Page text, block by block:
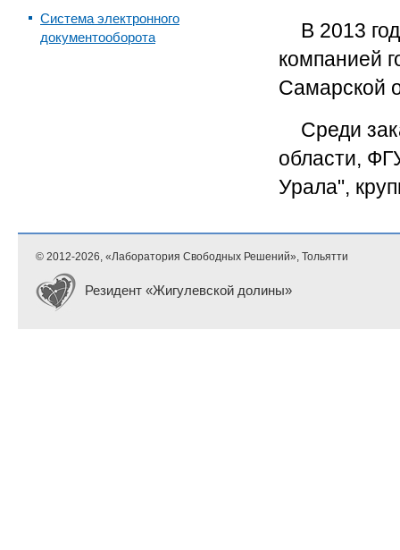
Система электронного
документооборота
В 2013
компанией
Самарской
Среди
области,
Урала",
© 2012-2026, «Лаборатория Свободных Решений», Тольятти
Резидент «Жигулевской долины»